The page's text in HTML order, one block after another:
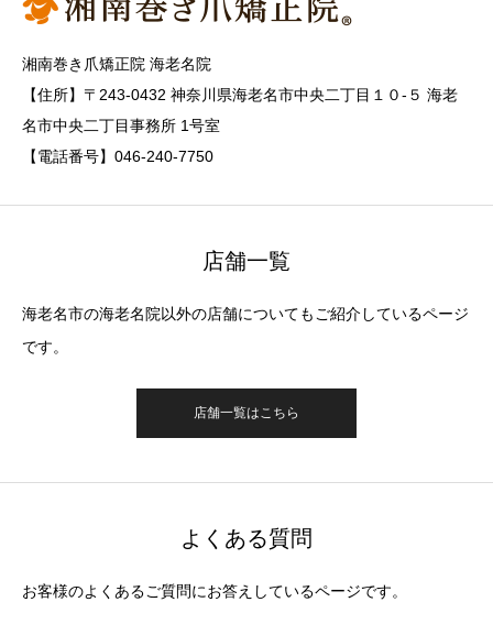
湘南巻き爪矯正院 海老名院
【住所】〒243-0432 神奈川県海老名市中央二丁目１０-５ 海老
名市中央二丁目事務所 1号室
【電話番号】046-240-7750
店舗一覧
海老名市の海老名院以外の店舗についてもご紹介しているページ
です。
店舗一覧はこちら
よくある質問
お客様のよくあるご質問にお答えしているページです。